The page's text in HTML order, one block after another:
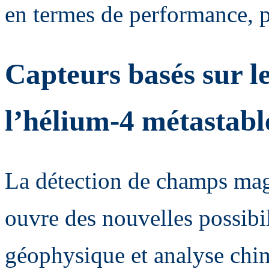
en termes de performance,
Capteurs basés sur
l’hélium-4
La détection de champs
ouvre des nouvelles
géophysique et analyse